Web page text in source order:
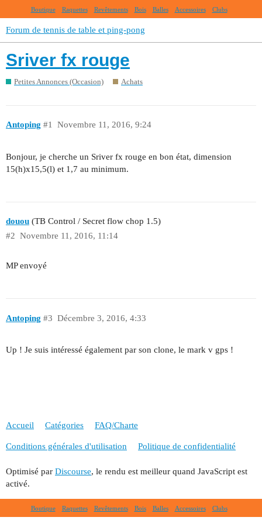
Boutique Raquettes Revêtements Bois Balles Accessoires Clubs
Forum de tennis de table et ping-pong
Sriver fx rouge
Petites Annonces (Occasion) Achats
Antoping Novembre 11, 2016, 9:24
#1
Bonjour, je cherche un Sriver fx rouge en bon état, dimension
15(h)x15,5(l) et 1,7 au minimum.
douou (TB Control / Secret flow chop 1.5)
Novembre 11, 2016, 11:14
#2
MP envoyé
Antoping Décembre 3, 2016, 4:33
#3
Up ! Je suis intéressé également par son clone, le mark v gps !
Accueil Catégories FAQ/Charte
Conditions générales d'utilisation Politique de confidentialité
Optimisé par Discourse, le rendu est meilleur quand JavaScript est
activé.
Boutique Raquettes Revêtements Bois Balles Accessoires Clubs